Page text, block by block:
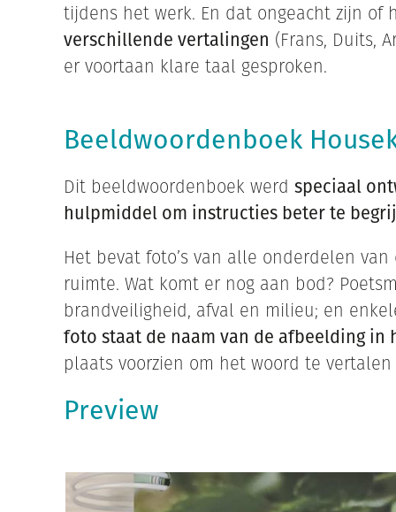
tijdens het werk. En dat ongeacht zijn of
verschillende vertalingen (Frans, Duits,
er voortaan klare taal gesproken.
Beeldwoordenboek
Dit beeldwoordenboek werd speciaal
hulpmiddel om instructies beter te
Het bevat foto’s van alle onderdelen
ruimte. Wat komt er nog aan bod?
brandveiligheid, afval en milieu; en
foto staat de naam van de afbeelding in
plaats voorzien om het woord te
Preview
Open
gallery